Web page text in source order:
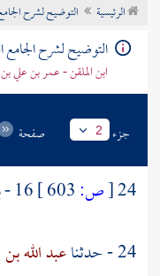
تراجم الأعلام
الرئيسية التوضيح لشرح
التوضيح لشرح
ابن الملقن - عمر بن علي
جزء 2 صفحة
24
[ص: 16 - باب :
24 - حدثنا
عبد الله